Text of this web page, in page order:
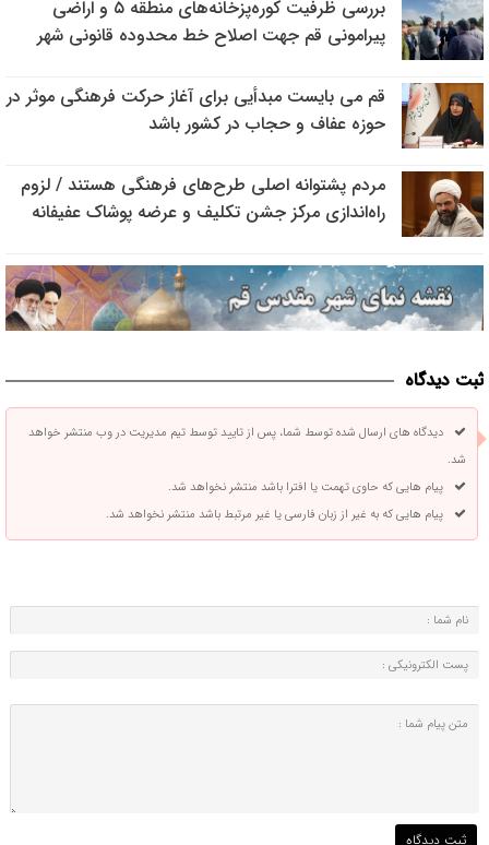
بررسی ظرفیت کوره‌پزخانه‌های منطقه ۵ و اراضی
پیرامونی قم جهت اصلاح خط محدوده قانونی شهر
قم می بایست مبدأیی برای آغاز حرکت فرهنگی موثر در
حوزه عفاف و حجاب در کشور باشد
مردم پشتوانه اصلی طرح‌های فرهنگی هستند / لزوم
راه‌اندازی مرکز جشن تکلیف و عرضه پوشاک عفیفانه
ثبت دیدگاه
دیدگاه های ارسال شده توسط شما، پس از تایید توسط تیم مدیریت در وب منتشر خواهد
شد.
پیام هایی که حاوی تهمت یا افترا باشد منتشر نخواهد شد.
پیام هایی که به غیر از زبان فارسی یا غیر مرتبط باشد منتشر نخواهد شد.